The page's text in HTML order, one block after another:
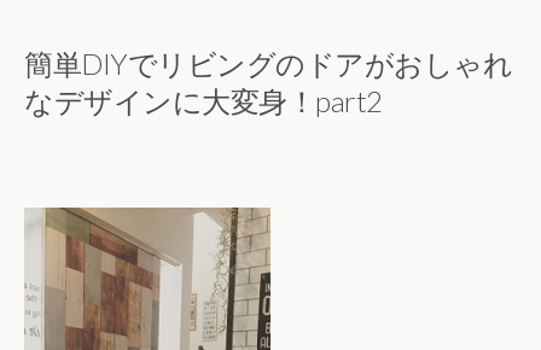
簡単DIYでリビングのドアがおしゃれ
なデザインに大変身！part2